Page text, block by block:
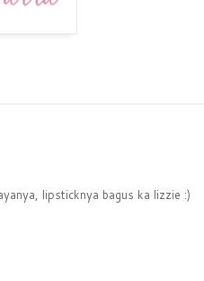
lipsticknya bagus ka lizzie :)